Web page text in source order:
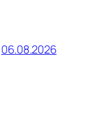
06.08.2026